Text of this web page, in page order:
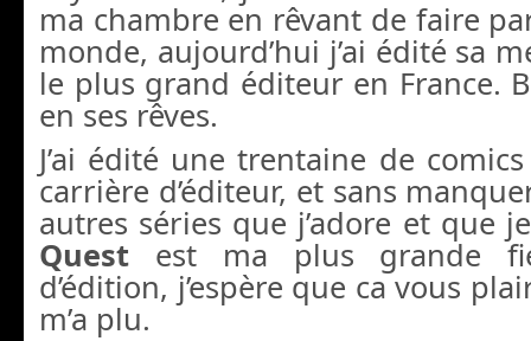
ma chambre en rêvant de faire
monde, aujourd’hui j’ai édité sa
le plus grand éditeur en France.
en ses rêves.
J’ai édité une trentaine de
carrière d’éditeur, et sans
autres séries que j’adore et que
Quest est ma plus grande
d’édition, j’espère que ca vous
m’a plu.